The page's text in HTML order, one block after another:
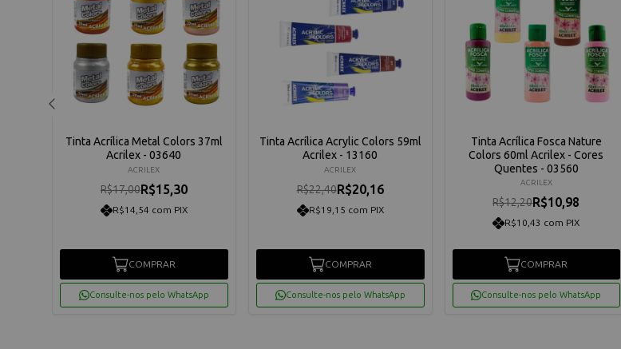
Tinta Acrílica Metal Colors 37ml
Acrilex - 03640
ACRILEX
R$17,00R$15,30
R$14,54 com PIX
COMPRAR
Consulte-nos pelo WhatsApp
Tinta Acrílica Acrylic Colors 59ml
Acrilex - 13160
ACRILEX
R$22,40R$20,16
R$19,15 com PIX
COMPRAR
Consulte-nos pelo WhatsApp
Tinta Acrílica Fosca Nature
Colors 60ml Acrilex - Cores
Quentes - 03560
ACRILEX
R$12,20R$10,98
R$10,43 com PIX
COMPRAR
Consulte-nos pelo WhatsApp